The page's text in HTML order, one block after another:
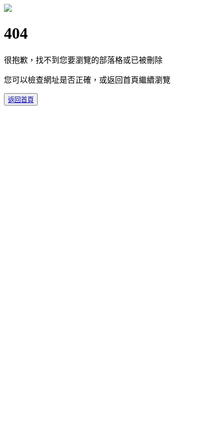
404
很抱歉，找不到您要瀏覽的部落格或已被刪除
您可以檢查網址是否正確，或返回首頁繼續瀏覽
返回首頁